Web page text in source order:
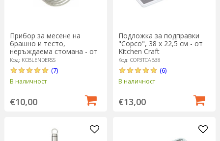
Прибор за месене на
брашно и тесто,
неръждаема стомана - от
Kitchen Craft
Код: KCBLENDERSS
(7)
В наличност
€10,00
Подложка за подправки
"Copco", 38 x 22,5 см - от
Kitchen Craft
Код: COP3TCAB38
(6)
В наличност
€13,00